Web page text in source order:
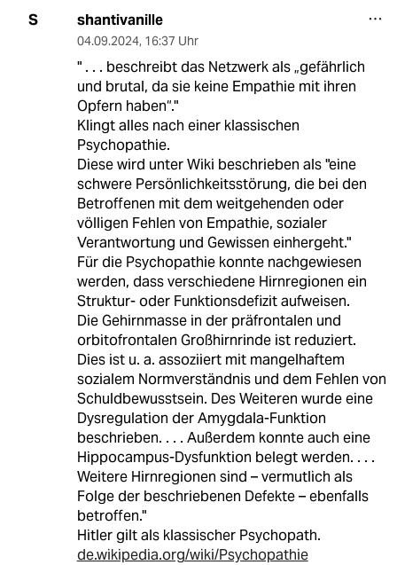
S shantivanille
04.09.2024, 16:37 Uhr
" . . . beschreibt das Netzwerk als „gefährlich
und brutal, da sie keine Empathie mit ihren
Opfern haben“."
Klingt alles nach einer klassischen
Psychopathie.
Diese wird unter Wiki beschrieben als "eine
schwere Persönlichkeitsstörung, die bei den
Betroffenen mit dem weitgehenden oder
völligen Fehlen von Empathie, sozialer
Verantwortung und Gewissen einhergeht."
Für die Psychopathie konnte nachgewiesen
werden, dass verschiedene Hirnregionen ein
Struktur- oder Funktionsdefizit aufweisen.
Die Gehirnmasse in der präfrontalen und
orbitofrontalen Großhirnrinde ist reduziert.
Dies ist u. a. assoziiert mit mangelhaftem
sozialem Normverständnis und dem Fehlen von
Schuldbewusstsein. Des Weiteren wurde eine
Dysregulation der Amygdala-Funktion
beschrieben. . . . Außerdem konnte auch eine
Hippocampus-Dysfunktion belegt werden. . . .
Weitere Hirnregionen sind – vermutlich als
Folge der beschriebenen Defekte – ebenfalls
betroffen."
Hitler gilt als klassischer Psychopath.
de.wikipedia.org/wiki/Psychopathie